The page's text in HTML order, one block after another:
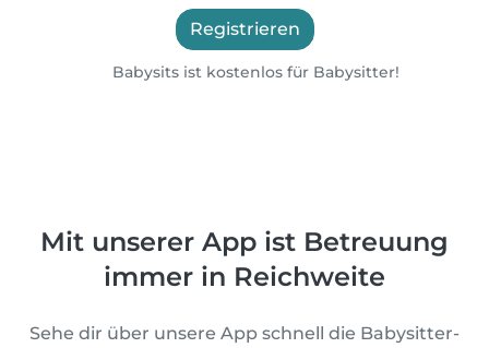
Registrieren
Babysits ist kostenlos für Babysitter!
Mit unserer App ist Betreuung
immer in Reichweite
Sehe dir über unsere App schnell die Babysitter-